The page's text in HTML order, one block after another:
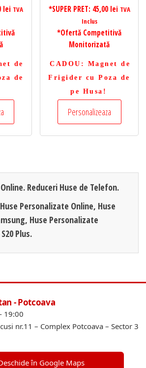
lei TVA
de
de
*SUPER PRET: 45,00 lei TVA
Inclus
*Ofertă Competitivă
Monitorizată
CADOU : Magnet de
Frigider cu Poza de
pe Husa!
Personalizeaza
Reduceri Huse de Telefon.
Personalizate Online, Huse
Huse Personalizate
Plus.
- Potcoava
19:00
nr.11 – Complex Potcoava – Sector 3
în Google Maps